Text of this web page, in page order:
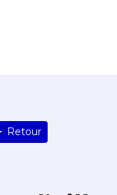
Retour